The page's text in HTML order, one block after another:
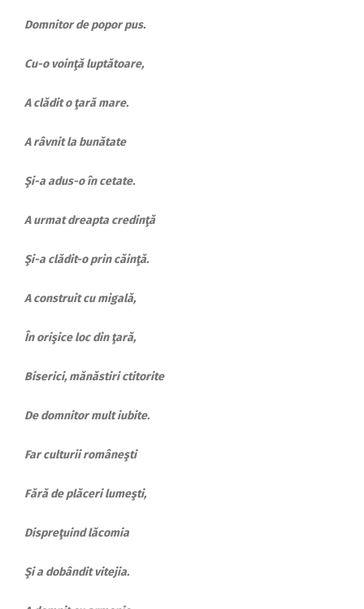
Domnitor de popor pus.
Cu-o voinţă luptătoare,
A clădit o ţară mare.
A râvnit la bunătate
Şi-a adus-o în cetate.
A urmat dreapta credinţă
Şi-a clădit-o prin căinţă.
A construit cu migală,
În orişice loc din ţară,
Biserici, mănăstiri ctitorite
De domnitor mult iubite.
Far culturii româneşti
Fără de plăceri lumeşti,
Dispreţuind lăcomia
Şi a dobândit vitejia.